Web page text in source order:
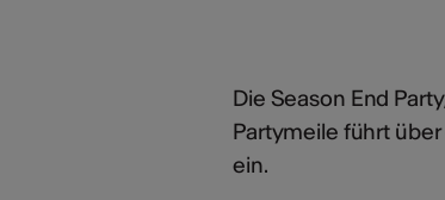
Die Season End
Partymeile führt
ein.